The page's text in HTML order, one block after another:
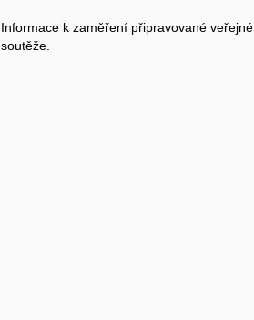
Informace k zaměření připravované veřejné
soutěže.